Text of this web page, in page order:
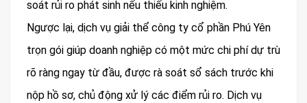
soát rủi ro phát sinh nếu thiếu kinh nghiệm.
Ngược lại, dịch vụ giải thể công ty cổ phần Phú Yên
trọn gói giúp doanh nghiệp có một mức chi phí dự trù
rõ ràng ngay từ đầu, được rà soát sổ sách trước khi
nộp hồ sơ, chủ động xử lý các điểm rủi ro. Dịch vụ